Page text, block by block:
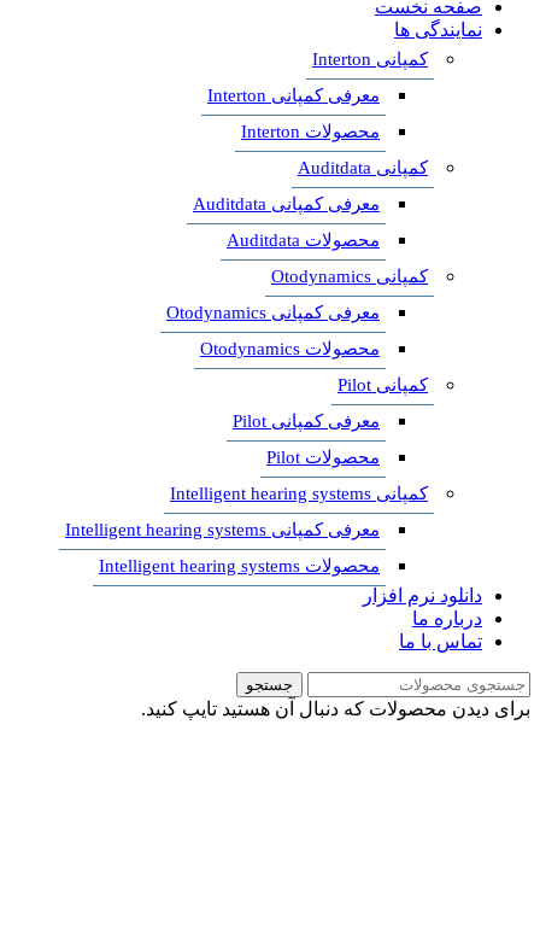
صفحه نخست
نمایندگی ها
کمپانی Interton
معرفی کمپانی Interton
محصولات Interton
کمپانی Auditdata
معرفی کمپانی Auditdata
محصولات Auditdata
کمپانی Otodynamics
معرفی کمپانی Otodynamics
محصولات Otodynamics
کمپانی Pilot
معرفی کمپانی Pilot
محصولات Pilot
کمپانی Intelligent hearing systems
معرفی کمپانی Intelligent hearing systems
محصولات Intelligent hearing systems
دانلود نرم افزار
درباره ما
تماس با ما
جستجو
برای دیدن محصولات که دنبال آن هستید تایپ کنید.